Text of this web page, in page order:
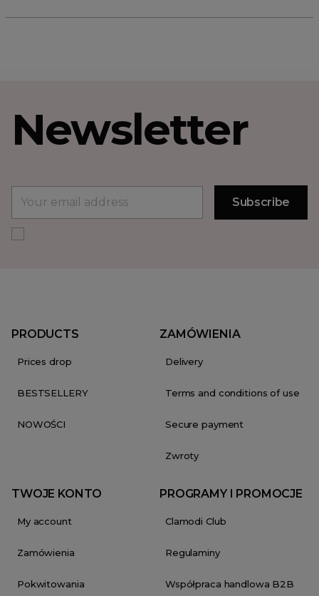
Newsletter
PRODUCTS
Prices drop
BESTSELLERY
NOWOŚCI
ZAMÓWIENIA
Delivery
Terms and conditions of use
Secure payment
Zwroty
TWOJE KONTO
My account
Zamówienia
Pokwitowania
PROGRAMY I PROMOCJE
Clamodi Club
Regulaminy
Współpraca handlowa B2B